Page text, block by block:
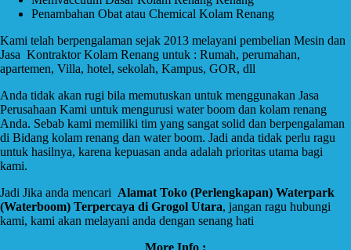
Penambahan Obat atau Chemical Kolam Renang
Kami telah berpengalaman sejak 2013 melayani pembelian Mesin dan
Jasa Kontraktor Kolam Renang untuk : Rumah, perumahan,
apartemen, Villa, hotel, sekolah, Kampus, GOR, dll
Anda tidak akan rugi bila memutuskan untuk menggunakan Jasa
Perusahaan Kami untuk mengurusi water boom dan kolam renang
Anda. Sebab kami memiliki tim yang sangat solid dan berpengalaman
di Bidang kolam renang dan water boom. Jadi anda tidak perlu ragu
untuk hasilnya, karena kepuasan anda adalah prioritas utama bagi
kami.
Jadi Jika anda mencari Alamat Toko (Perlengkapan) Waterpark
(Waterboom) Terpercaya di Grogol Utara, jangan ragu hubungi
kami, kami akan melayani anda dengan senang hati
More Info :